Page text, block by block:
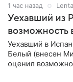
1 час назад
Уехавший из
возможность
Уехавший в
Белый (внесен
оценил